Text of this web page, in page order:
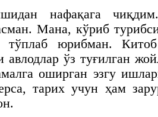
нафақага
Мана, кўриб
тўплаб юрибман.
ўз туғилган
оширган эзгу
тарих учун ҳам